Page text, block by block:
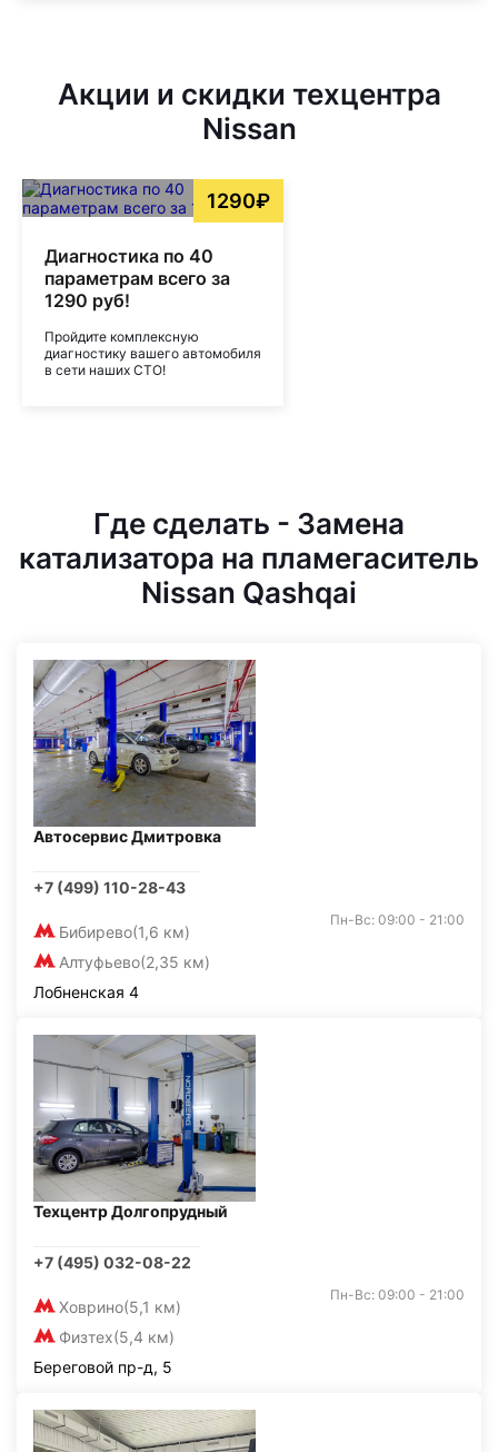
Акции и скидки техцентра
Nissan
1290₽
Диагностика по 40
параметрам всего за
1290 руб!
Пройдите комплексную
диагностику вашего автомобиля
в сети наших СТО!
Где сделать - Замена
катализатора на пламегаситель
Nissan Qashqai
Автосервис Дмитровка
+7 (499) 110-28-43
Бибирево(1,6 км)
Алтуфьево(2,35 км)
Пн-Вс: 09:00 - 21:00
Лобненская 4
Техцентр Долгопрудный
+7 (495) 032-08-22
Ховрино(5,1 км)
Физтех(5,4 км)
Пн-Вс: 09:00 - 21:00
Береговой пр-д, 5